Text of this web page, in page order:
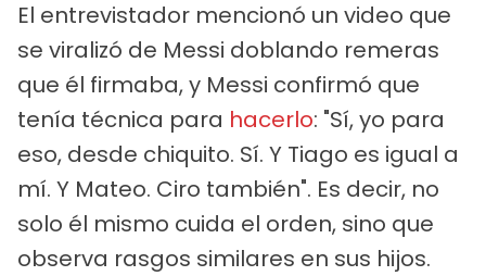
El entrevistador mencionó un video que
se viralizó de Messi doblando remeras
que él firmaba, y Messi confirmó que
tenía técnica para hacerlo: "Sí, yo para
eso, desde chiquito. Sí. Y Tiago es igual a
mí. Y Mateo. Ciro también". Es decir, no
solo él mismo cuida el orden, sino que
observa rasgos similares en sus hijos.